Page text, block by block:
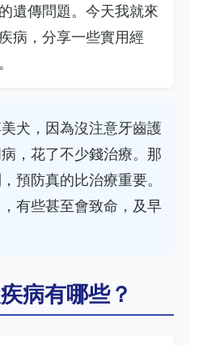
遺傳問題。今天我就來
病，分享一些實用經
犬，因為沒注意牙齒護
，花了不少錢治療。那
預防真的比治療重要。
有些甚至會致命，及早
病有哪些？